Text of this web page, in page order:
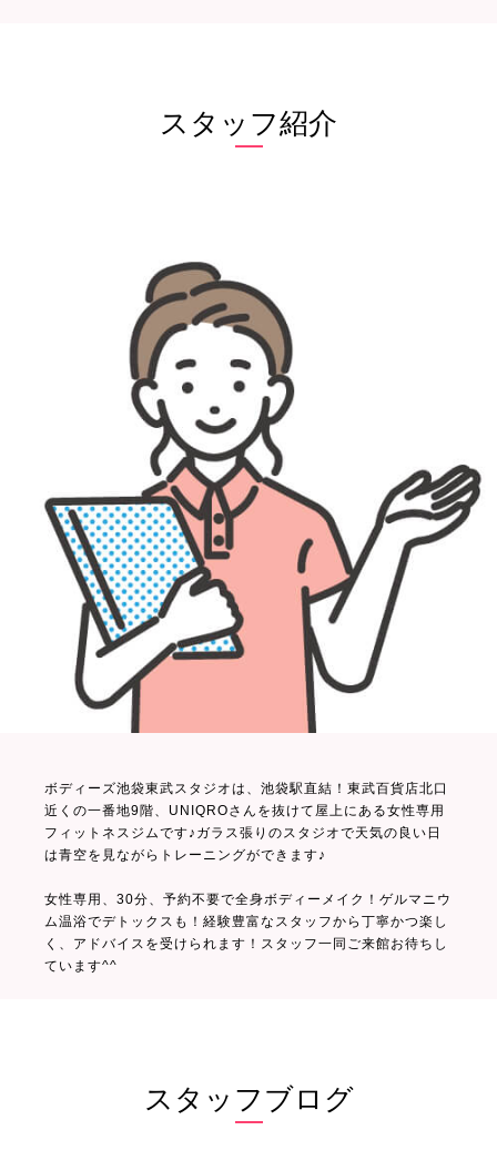
スタッフ紹介
ボディーズ池袋東武スタジオは、池袋駅直結！東武百貨店北口
近くの一番地9階、UNIQROさんを抜けて屋上にある女性専用
フィットネスジムです♪ガラス張りのスタジオで天気の良い日
は青空を見ながらトレーニングができます♪
女性専用、30分、予約不要で全身ボディーメイク！ゲルマニウ
ム温浴でデトックスも！経験豊富なスタッフから丁寧かつ楽し
く、アドバイスを受けられます！スタッフ一同ご来館お待ちし
ています^^
スタッフブログ